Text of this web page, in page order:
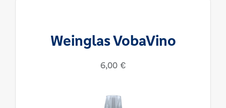
Weinglas VobaVino
6,00 €